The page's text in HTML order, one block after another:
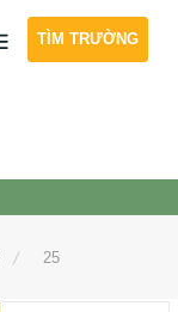
TÌM TRƯỜNG
25